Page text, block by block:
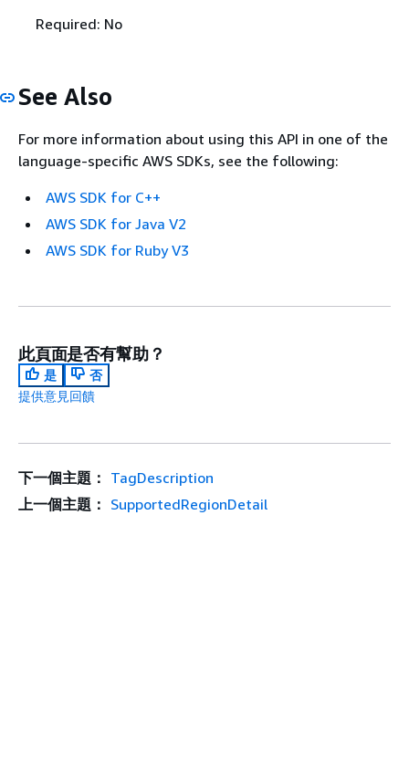
Required: No
See Also
For more information about using this API in one of the
language-specific AWS SDKs, see the following:
AWS SDK for C++
AWS SDK for Java V2
AWS SDK for Ruby V3
此頁面是否有幫助？
是
否
提供意見回饋
下一個主題： TagDescription
上一個主題： SupportedRegionDetail